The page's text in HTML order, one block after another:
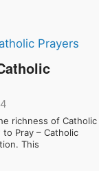
richness of Catholic
Pray – Catholic
This